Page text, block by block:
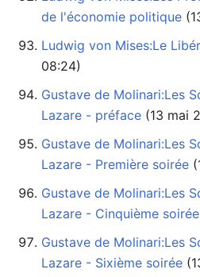
de l'économie politique
Ludwig von Mises:Le
08:24)
Gustave de Molinari:Les
Lazare - préface (13 mai
Gustave de Molinari:Les
Lazare - Première soirée
Gustave de Molinari:Les
Lazare - Cinquième soirée
Gustave de Molinari:Les
Lazare - Sixième soirée